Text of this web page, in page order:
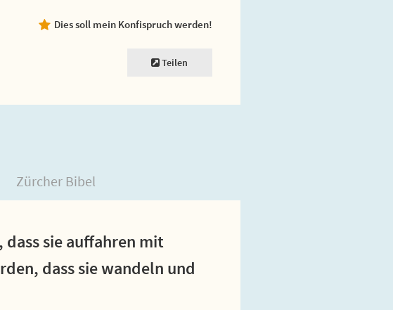
Dies soll mein Konfispruch werden!
Teilen
Zürcher Bibel
dass sie auffahren mit
dass sie wandeln und